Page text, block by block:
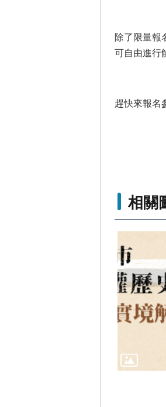
除了限量報
可自由進行
趕快來報名
相關